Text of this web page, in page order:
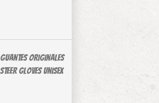
guantes originales
Gloves Unisex